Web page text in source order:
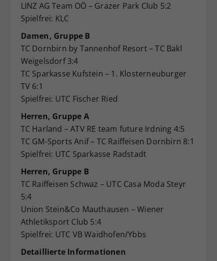
LINZ AG Team OÖ – Grazer Park Club 5:2
Spielfrei: KLC
Damen, Gruppe B
TC Dornbirn by Tannenhof Resort – TC Bakl
Weigelsdorf 3:4
TC Sparkasse Kufstein – 1. Klosterneuburger
TV 6:1
Spielfrei: UTC Fischer Ried
Herren, Gruppe A
TC Harland – ATV RE team future Irdning 4:5
TC GM-Sports Anif – TC Raiffeisen Dornbirn 8:1
Spielfrei: UTC Sparkasse Radstadt
Herren, Gruppe B
TC Raiffeisen Schwaz – UTC Casa Moda Steyr
5:4
Union Stein&Co Mauthausen – Wiener
Athletiksport Club 5:4
Spielfrei: UTC VB Waidhofen/Ybbs
Detaillierte Informationen